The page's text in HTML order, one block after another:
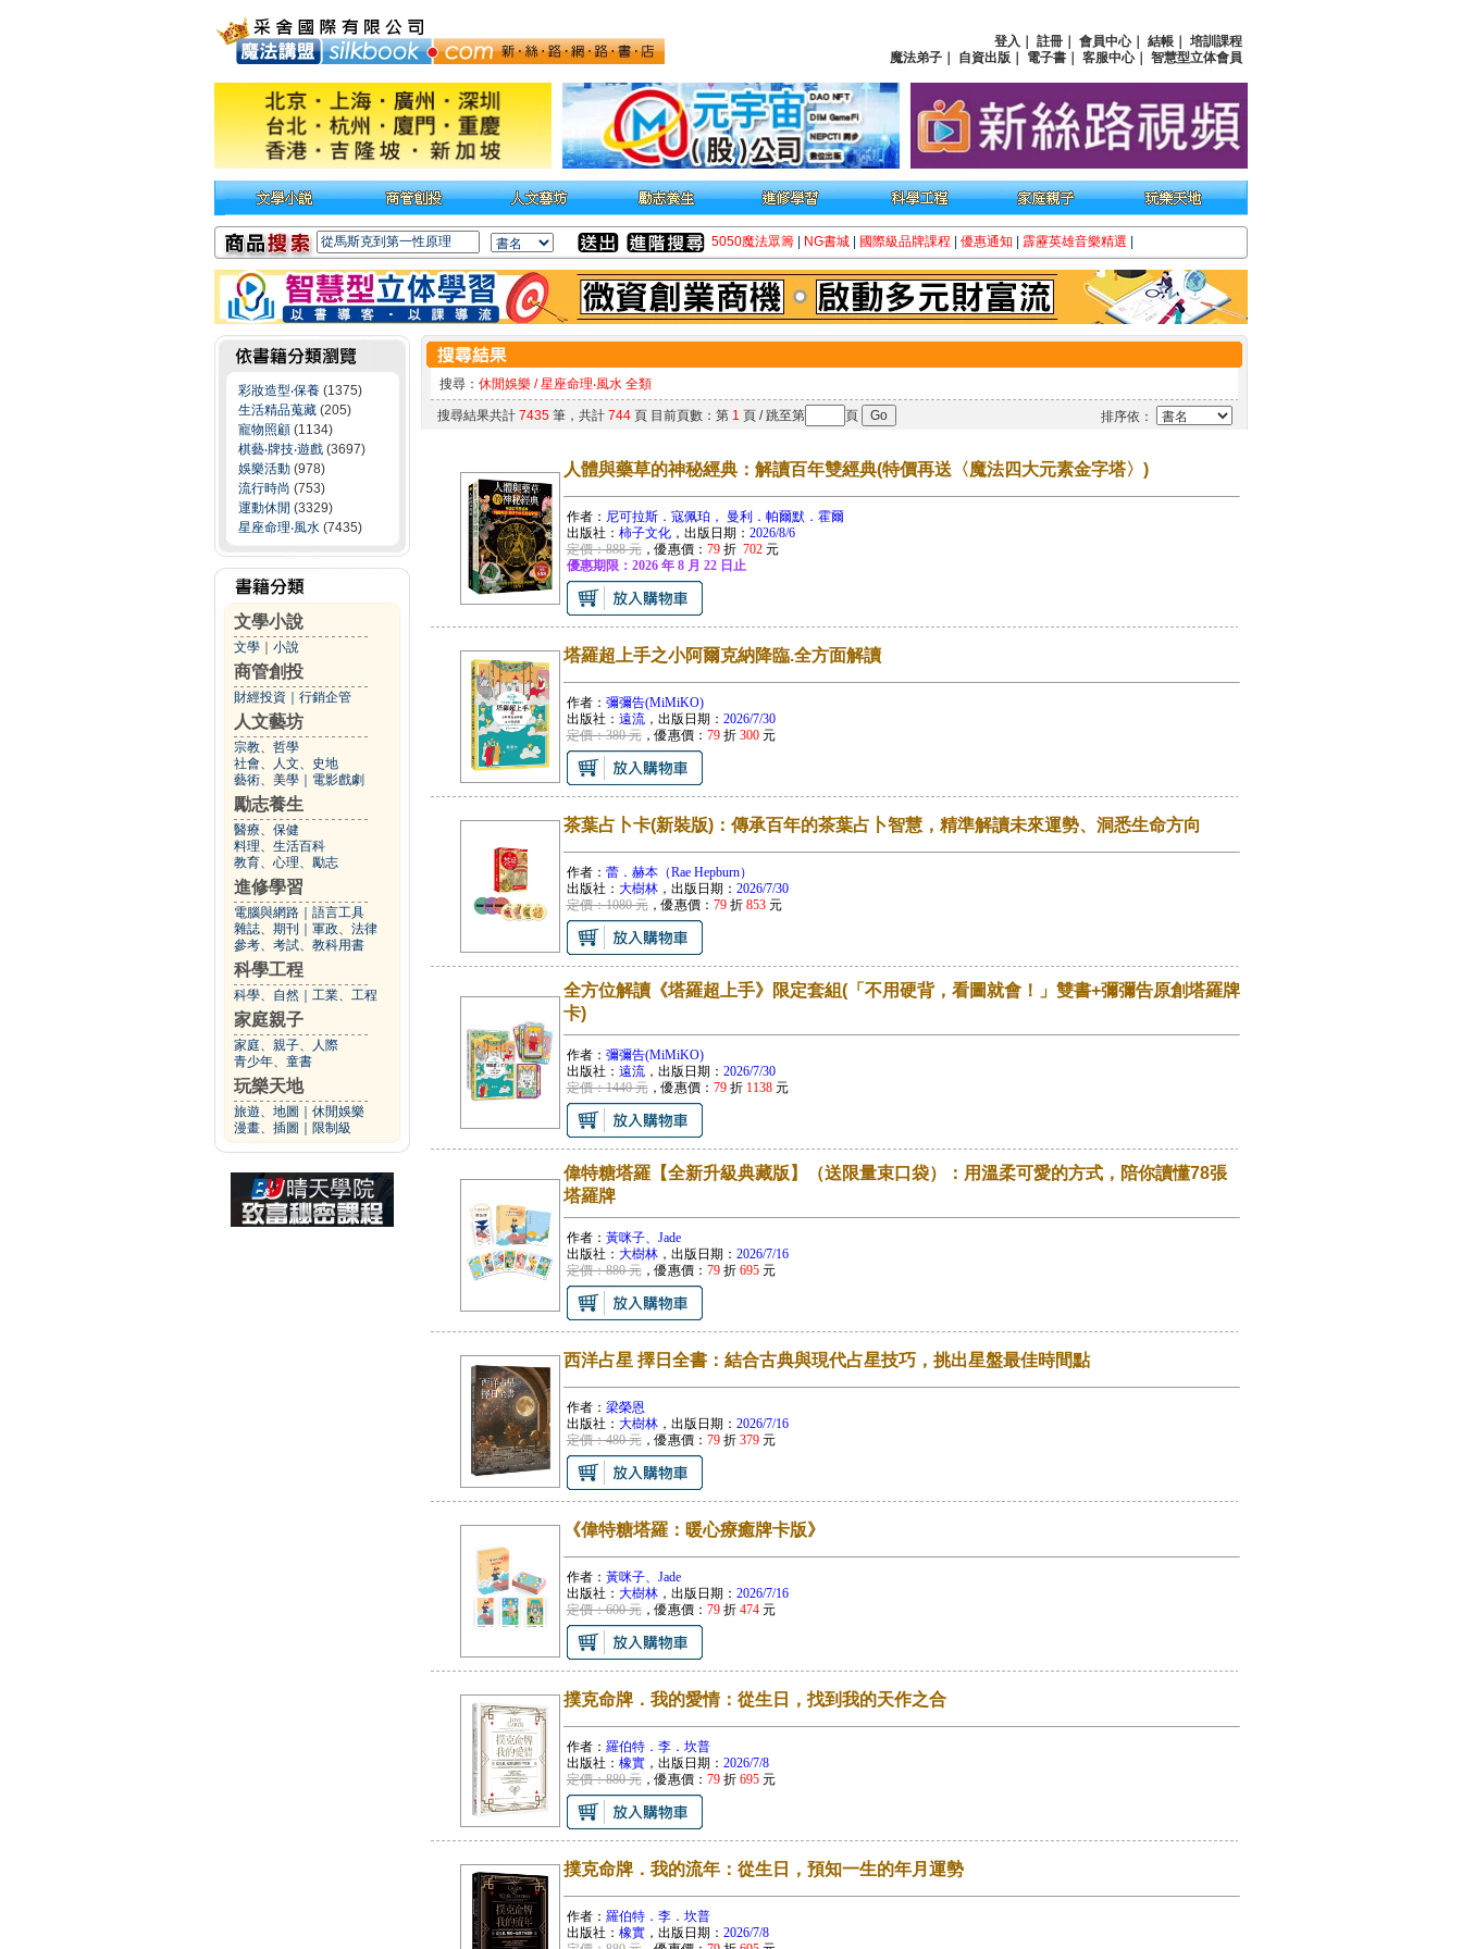
登入 註冊 會員中心｜ 結帳
培訓課程
魔法弟子
自資出版 電子書 客服中心｜ 智慧型立体會員
5050魔法眾籌 NG書城 國際級品牌課程 優惠通知 霹靂英雄音樂精選
彩妝造型‧保養 (1375)
生活精品蒐藏 (205)
寵物照顧 (1134)
棋藝‧牌技‧遊戲 (3697)
娛樂活動 (978)
流行時尚 (753)
運動休閒 (3329)
星座命理‧風水 (7435)
文學小說
文學 小說
商管創投
財經投資 行銷企管
人文藝坊
宗教、哲學
社會、人文、史地
藝術、美學
電影戲劇
勵志養生
醫療、保健
料理、生活百科
教育、心理、勵志
進修學習
電腦與網路
語言工具
雜誌、期刊
軍政、法律
參考、考試、教科用書
科學工程
科學、自然 工業、工程
家庭親子
家庭、親子、人際
青少年、童書
玩樂天地
旅遊、地圖
休閒娛樂
漫畫、插圖
限制級
搜尋： 休閒娛樂 / 星座命理‧風水 全類
搜尋結果共計 7435筆，共計 744頁 目前頁數：第 1 頁 / 跳至第 頁 排序依：
人體與藥草的神秘經典：解讀百年雙經典(特價再送〈魔法四大元素金字塔〉)
作者： 尼可拉斯．寇佩珀， 曼利．帕爾默．霍爾
出版社： 柿子文化，出版日期： 2026/8/6
定價：888 元，優惠價： 79折 702元
優惠期限：2026 年 8 月 22 日止
塔羅超上手之小阿爾克納降臨.全方面解讀
作者： 彌彌告(MiMiKO)
出版社： 遠流，出版日期： 2026/7/30
定價：380 元，優惠價： 79折 300元
茶葉占卜卡(新裝版)：傳承百年的茶葉占卜智慧，精準解讀未來運勢、洞悉生命方向
作者： 蕾．赫本（Rae Hepburn）
出版社： 大樹林，出版日期： 2026/7/30
定價：1080 元，優惠價： 79折 853元
全方位解讀《塔羅超上手》限定套組(「不用硬背，看圖就會！」雙書+彌彌告原創塔羅牌
卡)
作者： 彌彌告(MiMiKO)
出版社： 遠流，出版日期： 2026/7/30
定價：1440 元，優惠價： 79折 1138元
偉特糖塔羅【全新升級典藏版】（送限量束口袋）：用溫柔可愛的方式，陪你讀懂78張
塔羅牌
作者： 黃咪子、Jade
出版社： 大樹林，出版日期： 2026/7/16
定價：880 元，優惠價： 79折 695元
西洋占星 擇日全書：結合古典與現代占星技巧，挑出星盤最佳時間點
作者： 梁榮恩
出版社： 大樹林，出版日期： 2026/7/16
定價：480 元，優惠價： 79折 379元
《偉特糖塔羅：暖心療癒牌卡版》
作者： 黃咪子、Jade
出版社： 大樹林，出版日期： 2026/7/16
定價：600 元，優惠價： 79折 474元
撲克命牌．我的愛情：從生日，找到我的天作之合
作者： 羅伯特．李．坎普
出版社： 橡實，出版日期： 2026/7/8
定價：880 元，優惠價： 79折 695元
撲克命牌．我的流年：從生日，預知一生的年月運勢
作者： 羅伯特．李．坎普
出版社： 橡實，出版日期： 2026/7/8